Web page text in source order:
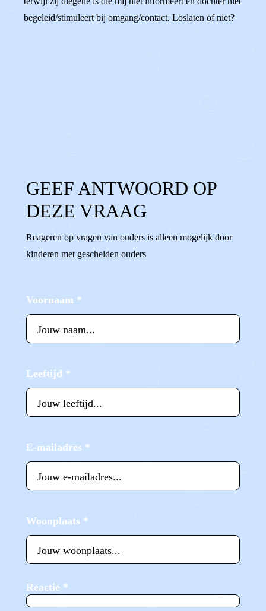
begeleid/stimuleert bij omgang/contact. Loslaten of niet?
GEEF ANTWOORD OP
DEZE VRAAG
Reageren op vragen van ouders is alleen mogelijk door
kinderen met gescheiden ouders
Voornaam *
Leeftijd *
E-mailadres *
Woonplaats *
Reactie *